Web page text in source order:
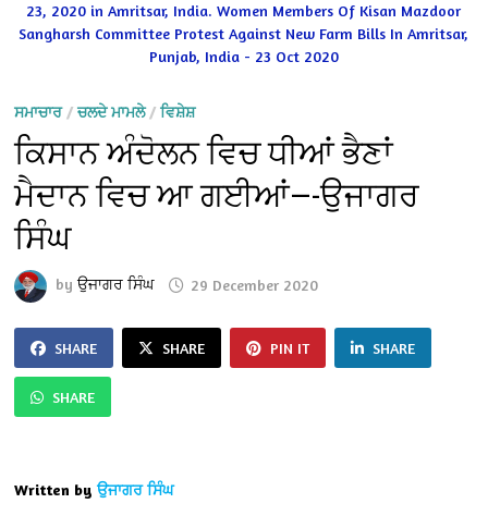
23, 2020 in Amritsar, India. Women Members Of Kisan Mazdoor
Sangharsh Committee Protest Against New Farm Bills In Amritsar,
Punjab, India - 23 Oct 2020
ਸਮਾਚਾਰ/ਚਲਦੇ ਮਾਮਲੇ/ਵਿਸ਼ੇਸ਼
ਕਿਸਾਨ ਅੰਦੋਲਨ ਵਿਚ ਧੀਆਂ ਭੈਣਾਂ
ਮੈਦਾਨ ਵਿਚ ਆ ਗਈਆਂ—-ਉਜਾਗਰ
ਸਿੰਘ
byਉਜਾਗਰ ਸਿੰਘ 29 December 2020
SHARE SHARE PIN IT SHARE
SHARE
Written by ਉਜਾਗਰ ਸਿੰਘ